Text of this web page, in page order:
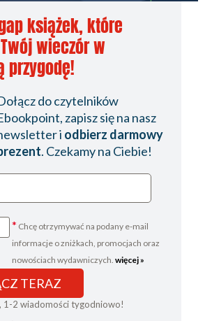
NUMER TRZY
NUMER TRZY
AVERYEGO
STRUMIENIA GÓRSKIEGO
MIRA CITY
AVERYEGO
AVERYEGO
AVERYEGO
książek, które
wieczór w
przygodę!
do czytelników
zapisz się na nasz
i odbierz darmowy
. Czekamy na Ciebie!
* Chcę otrzymywać na podany e-mail
informacje o zniżkach, promocjach oraz
nowościach wydawniczych. więcej »
TERAZ
1-2 wiadomości tygodniowo!